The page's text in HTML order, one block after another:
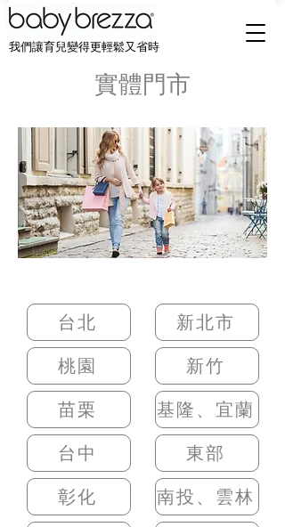
我們讓育兒變得更輕鬆又省時
實體門市
台北
桃園
苗栗
台中
彰化
新北市
新竹
基隆、宜蘭
東部
南投、雲林